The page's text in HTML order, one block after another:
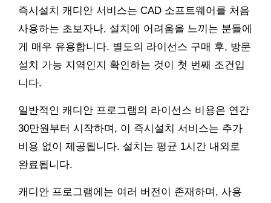
즉시설치 캐디안 서비스는 CAD 소프트웨어를 처음
사용하는 초보자나, 설치에 어려움을 느끼는 분들에
게 매우 유용합니다. 별도의 라이선스 구매 후, 방문
설치 가능 지역인지 확인하는 것이 첫 번째 조건입
니다.
일반적인 캐디안 프로그램의 라이선스 비용은 연간
30만원부터 시작하며, 이 즉시설치 서비스는 추가
비용 없이 제공됩니다. 설치는 평균 1시간 내외로
완료됩니다.
캐디안 프로그램에는 여러 버전이 존재하며, 사용